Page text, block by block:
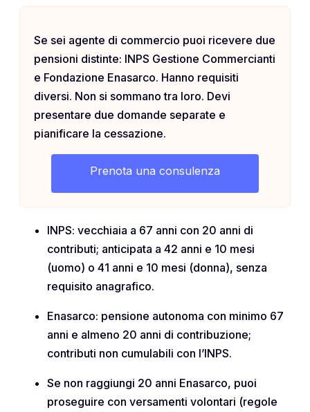
Se sei agente di commercio puoi ricevere due
pensioni distinte: INPS Gestione Commercianti
e Fondazione Enasarco. Hanno requisiti
diversi. Non si sommano tra loro. Devi
presentare due domande separate e
pianificare la cessazione.
Prenota una consulenza
INPS: vecchiaia a 67 anni con 20 anni di
contributi; anticipata a 42 anni e 10 mesi
(uomo) o 41 anni e 10 mesi (donna), senza
requisito anagrafico.
Enasarco: pensione autonoma con minimo 67
anni e almeno 20 anni di contribuzione;
contributi non cumulabili con l’INPS.
Se non raggiungi 20 anni Enasarco, puoi
proseguire con versamenti volontari (regole